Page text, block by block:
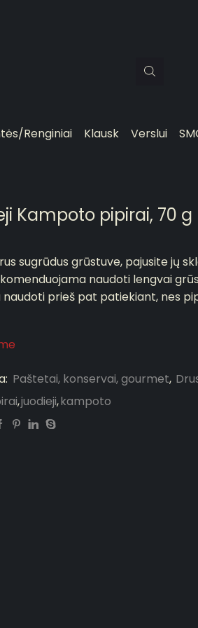
Renginiai Klausk Verslui
Kampoto pipirai, 70 g
sugrūdus grūstuve, pajusite jų
naudoti lengvai
naudoti prieš pat patiekiant, nes
Paštetai, konservai, gourmet,
,juodieji,kampoto